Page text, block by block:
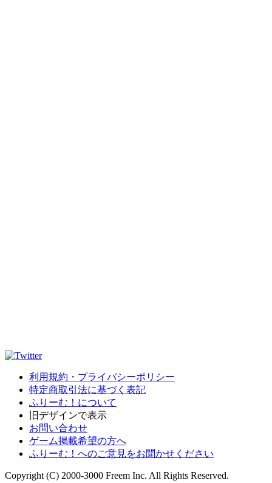
利用規約・プライバシーポリシー
特定商取引法に基づく表記
ふりーむ！について
旧デザインで表示
お問い合わせ
ゲーム掲載希望の方へ
ふりーむ！へのご意見をお聞かせください
Copyright (C) 2000-3000 Freem Inc. All Rights Reserved.